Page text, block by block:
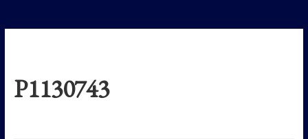
P1130743